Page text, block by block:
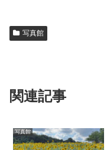
写真館
関連記事
写真館